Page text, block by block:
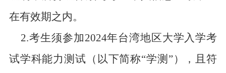
在有效期之内。
2.考生须参加2024年台湾地区大学入学考
试学科能力测试（以下简称“学测”），且符